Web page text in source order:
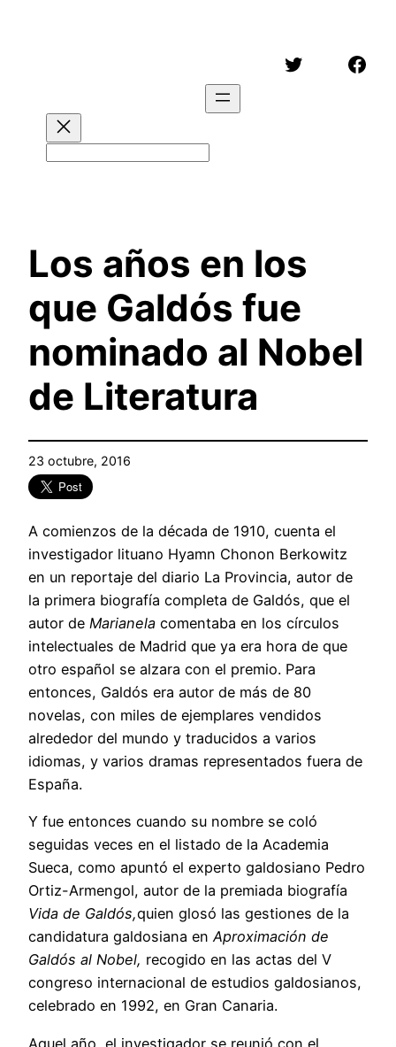
Twitter
Los años en los
que Galdós fue
nominado al Nobel
de Literatura
23 octubre, 2016
A comienzos de la década de 1910, cuenta el
investigador lituano Hyamn Chonon Berkowitz
en un reportaje del diario La Provincia, autor de
la primera biografía completa de Galdós, que el
autor de Marianela comentaba en los círculos
intelectuales de Madrid que ya era hora de que
otro español se alzara con el premio. Para
entonces, Galdós era autor de más de 80
novelas, con miles de ejemplares vendidos
alrededor del mundo y traducidos a varios
idiomas, y varios dramas representados fuera de
España.
Y fue entonces cuando su nombre se coló
seguidas veces en el listado de la Academia
Sueca, como apuntó el experto galdosiano Pedro
Ortiz-Armengol, autor de la premiada biografía
Vida de Galdós,quien glosó las gestiones de la
candidatura galdosiana enAproximación de
Galdós al Nobel, recogido en las actas del V
congreso internacional de estudios galdosianos,
celebrado en 1992, en Gran Canaria.
Aquel año, el investigador se reunió con el